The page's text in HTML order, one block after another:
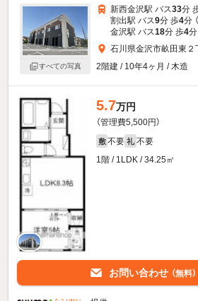
すべての写真
新西金沢駅 バス33分
割出駅 バス9分 歩4分
金沢駅 バス18分 歩4
石川県金沢市畝田東２
2階建 / 10年4ヶ月 / 木造
5.7万円
（管理費5,500円）
敷 不要 礼 不要
1階 / 1LDK / 34.25㎡
お問い合わせ （無料）